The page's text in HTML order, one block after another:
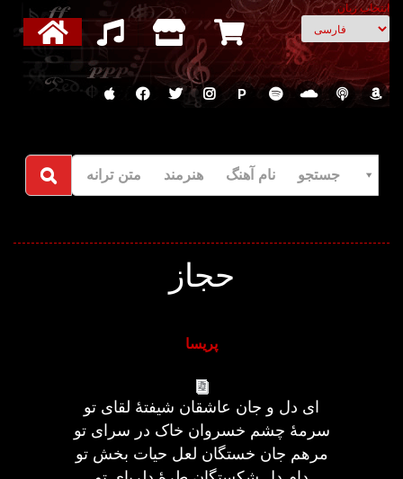
انتخاب زبان
P
جستجو نام آهنگ هنرمند متن ترانه
حجاز
پریسا
ای دل و جان عاشقان شیفتهٔ لقای تو
سرمهٔ چشم خسروان خاک در سرای تو
مرهم جان خستگان لعل حیات بخش تو